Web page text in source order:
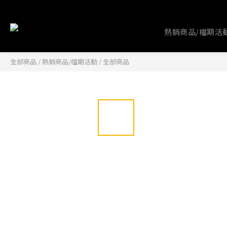
熱銷商品/檔期活
全部商品 /熱銷商品/檔期活動 / 全部商品